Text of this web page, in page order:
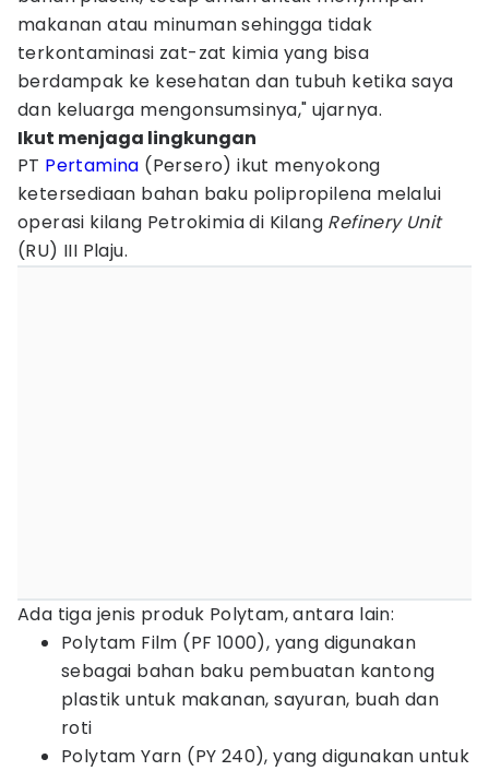
makanan atau minuman sehingga tidak
terkontaminasi zat-zat kimia yang bisa
berdampak ke kesehatan dan tubuh ketika saya
dan keluarga mengonsumsinya," ujarnya.
Ikut menjaga lingkungan
PT Pertamina (Persero) ikut menyokong
ketersediaan bahan baku polipropilena melalui
operasi kilang Petrokimia di Kilang Refinery Unit
(RU) III Plaju.
Ada tiga jenis produk Polytam, antara lain:
Polytam Film (PF 1000), yang digunakan
sebagai bahan baku pembuatan kantong
plastik untuk makanan, sayuran, buah dan
roti
Polytam Yarn (PY 240), yang digunakan untuk